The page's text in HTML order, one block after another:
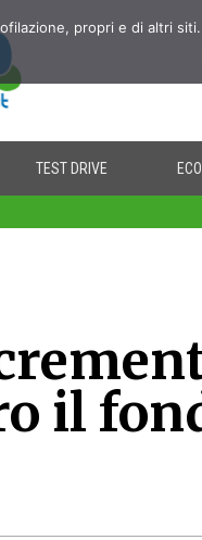
TEST DRIVE
il
propri e di altri